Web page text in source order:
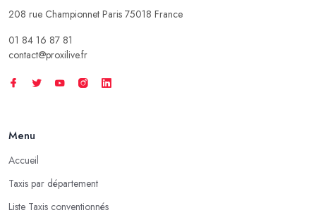
208 rue Championnet Paris 75018 France
01 84 16 87 81
contact@proxilive.fr
Menu
Accueil
Taxis par département
Liste Taxis conventionnés